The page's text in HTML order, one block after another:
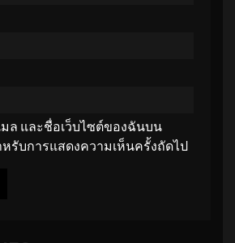
ล และชื่อเว็บไซต์ของฉันบน
หรับการแสดงความเห็นครั้งถัดไป